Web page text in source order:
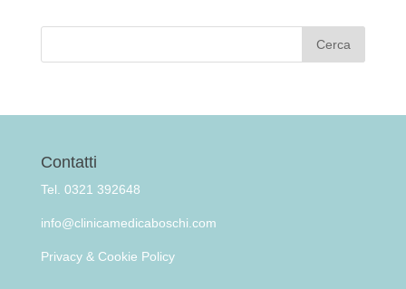
Contatti
Tel. 0321 392648
info@clinicamedicaboschi.com
Privacy & Cookie Policy